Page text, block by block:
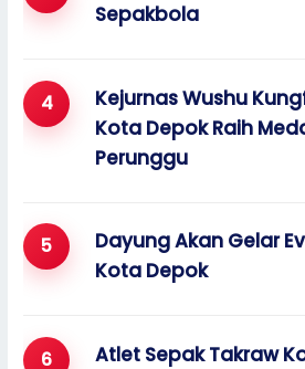
Sepakbola
Kejurnas Wushu
Kota Depok Raih
Perunggu
Dayung Akan Gelar
Kota Depok
Atlet Sepak Takraw